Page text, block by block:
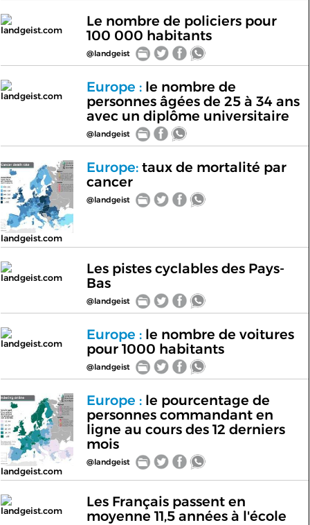
landgeist.com
Le nombre de policiers pour
100 000 habitants
@landgeist
landgeist.com
Europe :le nombre de
personnes âgées de 25 à 34 ans
avec un diplôme universitaire
@landgeist
landgeist.com
Europe:taux de mortalité par
cancer
@landgeist
landgeist.com
Les pistes cyclables des Pays-
Bas
@landgeist
landgeist.com
Europe :le nombre de voitures
pour 1000 habitants
@landgeist
landgeist.com
Europe :le pourcentage de
personnes commandant en
ligne au cours des 12 derniers
mois
@landgeist
landgeist.com
Les Français passent en
moyenne 11,5 années à l'école